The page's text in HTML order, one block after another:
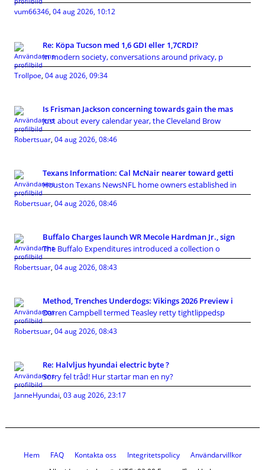
vum66346, 04 aug 2026, 10:12
Re: Köpa Tucson med 1,6 GDI eller 1,7CRDI?
In modern society, conversations around privacy, p
Trollpoe, 04 aug 2026, 09:34
Is Frisman Jackson concerning towards gain the mas
Just about every calendar year, the Cleveland Brow
Robertsuar, 04 aug 2026, 08:46
Texans Information: Cal McNair nearer toward getti
Houston Texans NewsNFL home owners established in
Robertsuar, 04 aug 2026, 08:46
Buffalo Charges launch WR Mecole Hardman Jr., sign
The Buffalo Expenditures introduced a collection o
Robertsuar, 04 aug 2026, 08:43
Method, Trenches Underdogs: Vikings 2026 Preview i
Darren Campbell termed Teasley retty tightlippedsp
Robertsuar, 04 aug 2026, 08:43
Re: Halvljus hyundai electric byte ?
Sorry fel tråd! Hur startar man en ny?
JanneHyundai, 03 aug 2026, 23:17
Hem FAQ Kontakta oss Integritetspolicy
Användarvillkor